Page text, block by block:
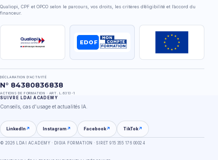
Qualiopi, CPF et OPCO selon le parcours, vos droits, les critères d’éligibilité et l’accord du
financeur.
EDOF
DÉCLARATION D’ACTIVITÉ
N° 84380836838
ACTIONS DE FORMATION · ART. L.6313-1
SUIVRE LDAI ACADEMY
Conseils, cas d’usage et actualités IA.
LinkedIn↗ Instagram↗ Facebook↗ TikTok↗
© 2026 LDAI ACADEMY · DIGIA FORMATION · SIRET 915 355 176 00024